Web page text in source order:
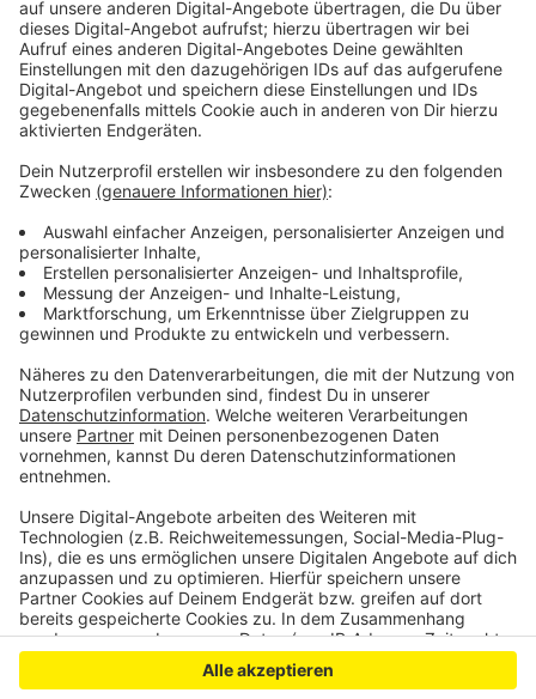
Anzeige
Aachen konnten lediglich die Daten verwenden, die sie
vom Wupperverband bekommen haben. Er habe mit
seinen Mandanten ein ganzes Jahr lang auf das
Gutachten gewartet, so der Anwalt. Die
Staatsanwaltschaft habe ebenfalls darauf gewartet
kümmert sich um die Talsperren in der Region und
Anzeige